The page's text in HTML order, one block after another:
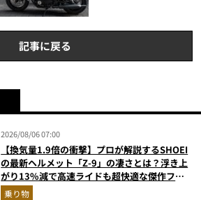
記事に戻る
2026/08/06 07:00
【換気量1.9倍の衝撃】プロが解説するSHOEI
の最新ヘルメット「Z-9」の凄さとは？浮き上
がり13%減で高速ライドも超快適な傑作フル
フェイス
乗り物